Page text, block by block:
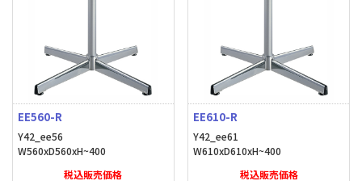
EE560-R
Y42_ee56
W560xD560xH~400
税込販売価格
EE610-R
Y42_ee61
W610xD610xH~400
税込販売価格